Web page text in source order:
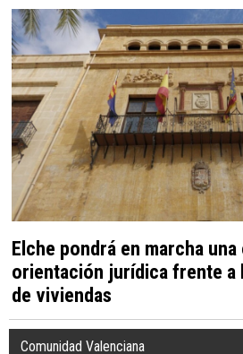
Elche pondrá en marcha
orientación jurídica frente a
de viviendas
Comunidad Valenciana